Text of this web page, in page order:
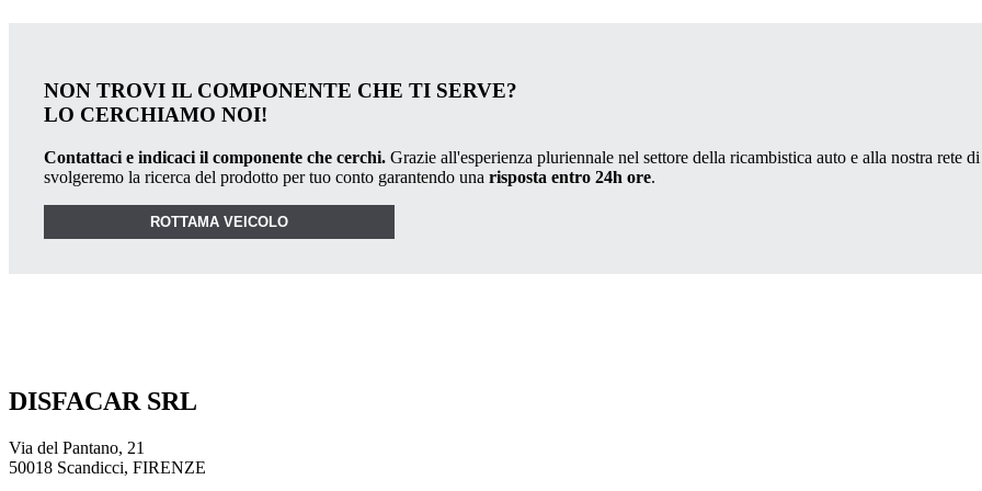
NON TROVI IL COMPONENTE CHE TI SERVE?
LO CERCHIAMO NOI!
Contattaci e indicaci il componente che cerchi. Grazie all'esperienza pluriennale nel settore della ricambistica auto e alla nostra rete di
svolgeremo la ricerca del prodotto per tuo conto garantendo una risposta entro 24h ore.
ROTTAMA VEICOLO
DISFACAR SRL
Via del Pantano, 21
50018 Scandicci, FIRENZE